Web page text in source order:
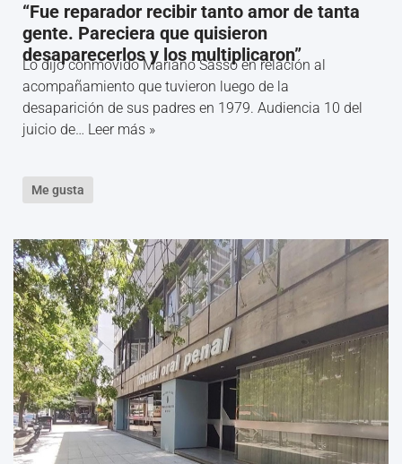
“Fue reparador recibir tanto amor de tanta
gente. Pareciera que quisieron
desaparecerlos y los multiplicaron”
Lo dijo conmovido Mariano Sasso en relación al
acompañamiento que tuvieron luego de la
desaparición de sus padres en 1979. Audiencia 10 del
juicio de… Leer más »
Me gusta